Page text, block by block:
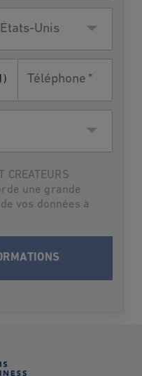
États-Unis
Téléphone
CREATEURS
une grande
vos données à
ET
données à
de vous contacter